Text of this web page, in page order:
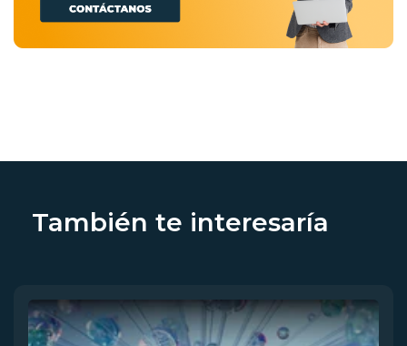
También te interesaría